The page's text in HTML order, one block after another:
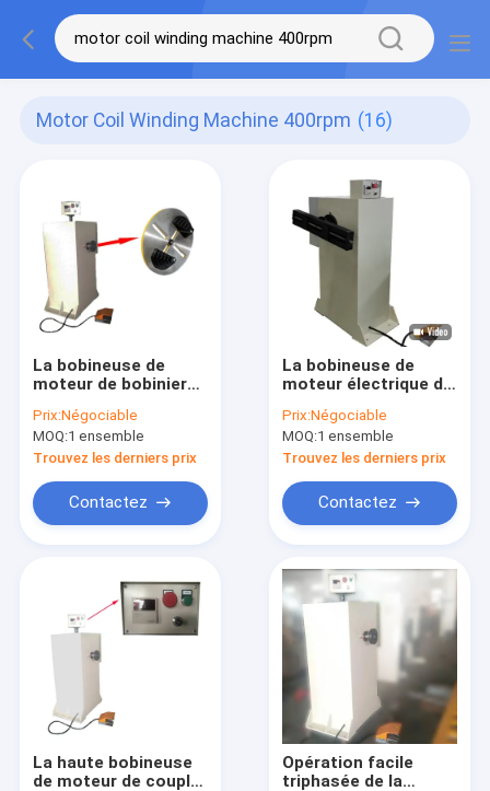
Motor Coil Winding Machine 400rpm (16)
La bobineuse de
moteur de bobinier
400rpm
Prix:Négociable
MOQ:1 ensemble
Trouvez les derniers prix
Contactez
La bobineuse de
moteur électrique de
cuivre 200rpm
Prix:Négociable
MOQ:1 ensemble
Trouvez les derniers prix
Contactez
La haute bobineuse
de moteur de couple
Opération facile
triphasée de la